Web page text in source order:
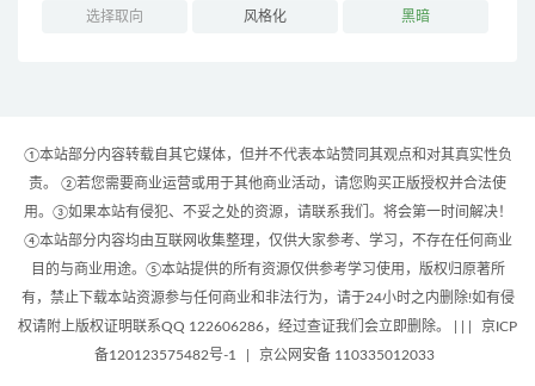
选择取向 风格化 黑暗
①本站部分内容转载自其它媒体，但并不代表本站赞同其观点和对其真实性负
责。 ②若您需要商业运营或用于其他商业活动，请您购买正版授权并合法使
用。③如果本站有侵犯、不妥之处的资源，请联系我们。将会第一时间解决！
④本站部分内容均由互联网收集整理，仅供大家参考、学习，不存在任何商业
目的与商业用途。⑤本站提供的所有资源仅供参考学习使用，版权归原著所
有，禁止下载本站资源参与任何商业和非法行为，请于24小时之内删除!如有侵
权请附上版权证明联系QQ 122606286，经过查证我们会立即删除。 | |
京ICP
备120123575482号-1
京公网安备 110335012033